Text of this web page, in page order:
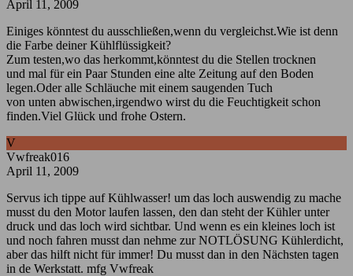
April 11, 2009
Einiges könntest du ausschließen,wenn du vergleichst.Wie ist denn
die Farbe deiner Kühlflüssigkeit?
Zum testen,wo das herkommt,könntest du die Stellen trocknen
und mal für ein Paar Stunden eine alte Zeitung auf den Boden
legen.Oder alle Schläuche mit einem saugenden Tuch
von unten abwischen,irgendwo wirst du die Feuchtigkeit schon
finden.Viel Glück und frohe Ostern.
V
Vwfreak016
April 11, 2009
Servus ich tippe auf Kühlwasser! um das loch auswendig zu mache
musst du den Motor laufen lassen, den dan steht der Kühler unter
druck und das loch wird sichtbar. Und wenn es ein kleines loch ist
und noch fahren musst dan nehme zur NOTLÖSUNG Kühlerdicht,
aber das hilft nicht für immer! Du musst dan in den Nächsten tagen
in de Werkstatt. mfg Vwfreak